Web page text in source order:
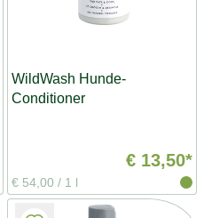
WildWash Hunde-
Conditioner
€ 13,50*
€ 54,00 / 1 l